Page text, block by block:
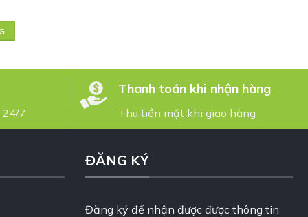
24/7
Thanh toán khi nhận hàng
Thu tiền mặt khi giao hàng
ĐĂNG KÝ
Đăng ký để nhận được được thông tin